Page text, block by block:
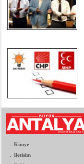
. Künye
. Iletisim